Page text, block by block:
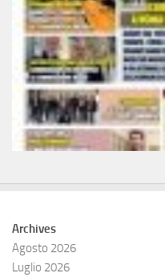
Archives
Agosto 2026
Luglio 2026